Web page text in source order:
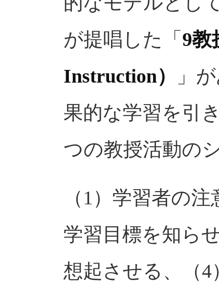
が提唱した「 9教
Instruction）
」
果的な学習を引
つの教授活動の
（1）学習者の
学習目標を知ら
想起させる、（